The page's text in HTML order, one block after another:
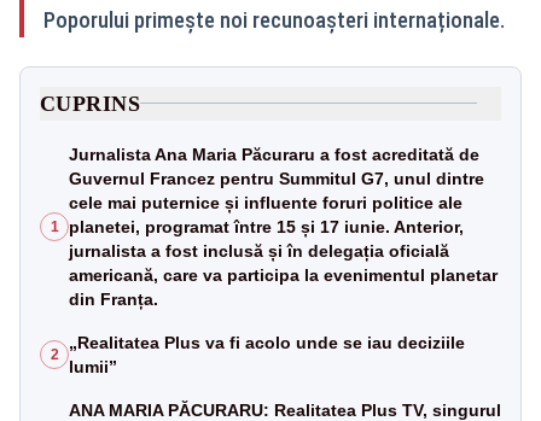
Poporului primește noi recunoașteri internaționale.
CUPRINS
1
Jurnalista Ana Maria Păcuraru a fost acreditată de
Guvernul Francez pentru Summitul G7, unul dintre
cele mai puternice și influente foruri politice ale
planetei, programat între 15 și 17 iunie. Anterior,
jurnalista a fost inclusă și în delegația oficială
americană, care va participa la evenimentul planetar
din Franța.
2
„Realitatea Plus va fi acolo unde se iau deciziile
lumii”
ANA MARIA PĂCURARU: Realitatea Plus TV, singurul